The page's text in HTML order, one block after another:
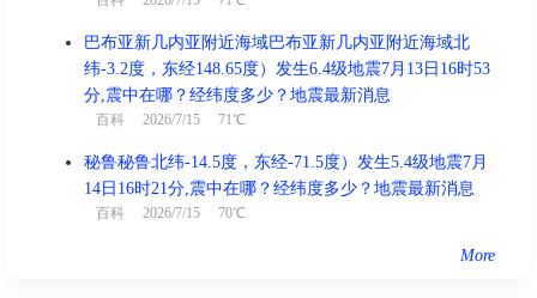
巴布亚新几内亚附近海域巴布亚新几内亚附近海域北
纬-3.2度，东经148.65度）发生6.4级地震7月13日16时53
分,震中在哪？经纬度多少？地震最新消息
百科 2026/7/15 71℃
秘鲁秘鲁北纬-14.5度，东经-71.5度）发生5.4级地震7月
14日16时21分,震中在哪？经纬度多少？地震最新消息
百科 2026/7/15 70℃
More